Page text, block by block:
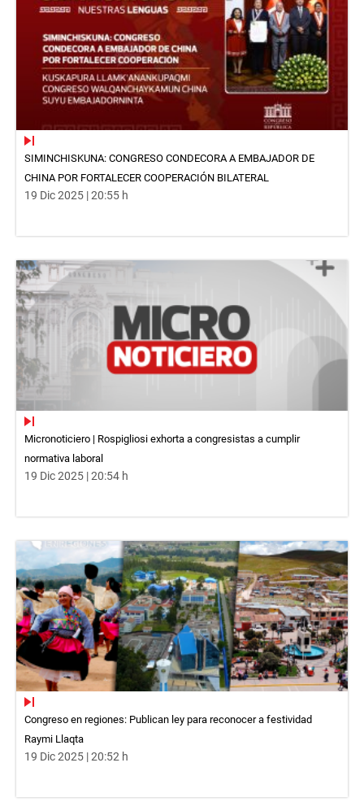
SIMINCHISKUNA: CONGRESO CONDECORA A EMBAJADOR DE
CHINA POR FORTALECER COOPERACIÓN BILATERAL
19 Dic 2025 | 20:55 h
Micronoticiero | Rospigliosi exhorta a congresistas a cumplir
normativa laboral
19 Dic 2025 | 20:54 h
Congreso en regiones: Publican ley para reconocer a festividad
Raymi Llaqta
19 Dic 2025 | 20:52 h